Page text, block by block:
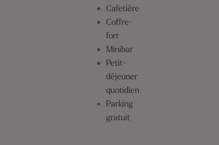
Cafetière
Coffre-
fort
Minibar
Petit-
déjeuner
quotidien
Parking
gratuit